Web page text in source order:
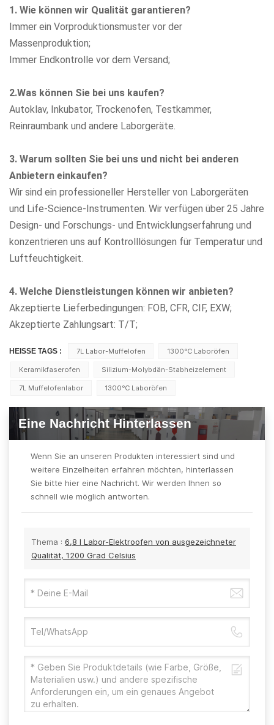
1. Wie können wir Qualität garantieren?
Immer ein Vorproduktionsmuster vor der
Massenproduktion;
Immer Endkontrolle vor dem Versand;
2.Was können Sie bei uns kaufen?
Autoklav, Inkubator, Trockenofen, Testkammer,
Reinraumbank und andere Laborgeräte.
3. Warum sollten Sie bei uns und nicht bei anderen
Anbietern einkaufen?
Wir sind ein professioneller Hersteller von Laborgeräten
und Life-Science-Instrumenten. Wir verfügen über 25 Jahre
Design- und Forschungs- und Entwicklungserfahrung und
konzentrieren uns auf Kontrolllösungen für Temperatur und
Luftfeuchtigkeit.
4. Welche Dienstleistungen können wir anbieten?
Akzeptierte Lieferbedingungen: FOB, CFR, CIF, EXW;
Akzeptierte Zahlungsart: T/T;
HEISSE TAGS : 7L Labor-Muffelofen 1300℃ Laboröfen
Keramikfaserofen Silizium-Molybdän-Stabheizelement
7L Muffelofenlabor 1300℃ Laboröfen
Eine Nachricht Hinterlassen
Wenn Sie an unseren Produkten interessiert sind und
weitere Einzelheiten erfahren möchten, hinterlassen
Sie bitte hier eine Nachricht. Wir werden Ihnen so
schnell wie möglich antworten.
Thema : 6,8 l Labor-Elektroofen von ausgezeichneter
Qualität, 1200 Grad Celsius